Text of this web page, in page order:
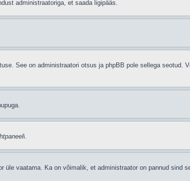
administraatoriga, et saada ligipääs.
See on administraatori otsus ja phpBB pole sellega
i.
vaatama. Ka on võimalik, et administraator on pannud sind